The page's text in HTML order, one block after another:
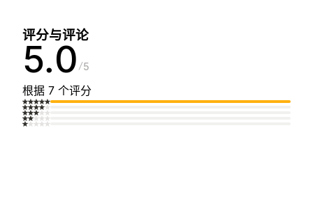
评分与评论
5.0 5
根据 7 个评分